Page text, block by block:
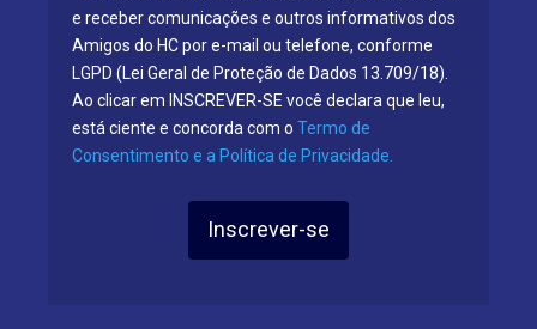
e receber comunicações e outros informativos dos
Amigos do HC por e-mail ou telefone, conforme
LGPD (Lei Geral de Proteção de Dados 13.709/18).
Ao clicar em INSCREVER-SE você declara que leu,
está ciente e concorda com o Termo de
Consentimento e a Política de Privacidade.
Inscrever-se